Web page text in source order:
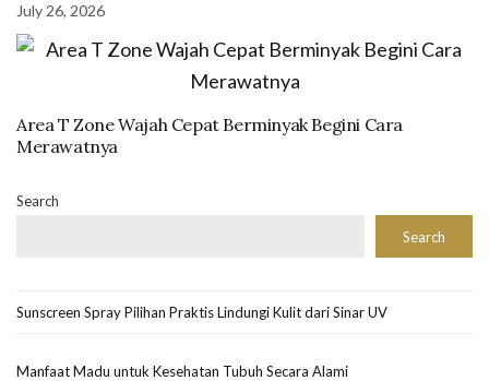
July 26, 2026
Area T Zone Wajah Cepat Berminyak Begini Cara
Merawatnya
Search
Search
Sunscreen Spray Pilihan Praktis Lindungi Kulit dari Sinar UV
Manfaat Madu untuk Kesehatan Tubuh Secara Alami